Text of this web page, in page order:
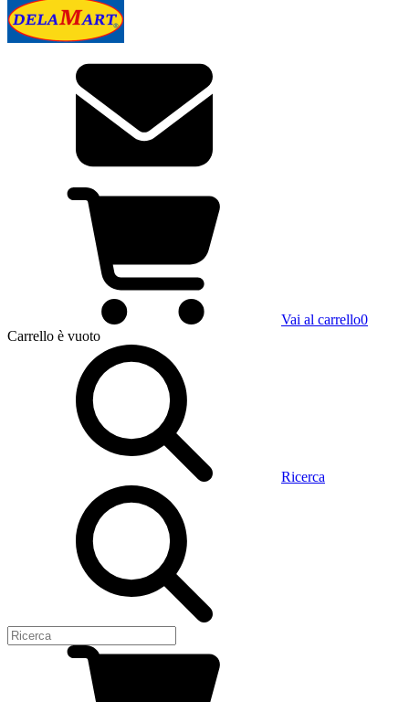
Vai al carrello0
Carrello è vuoto
Ricerca